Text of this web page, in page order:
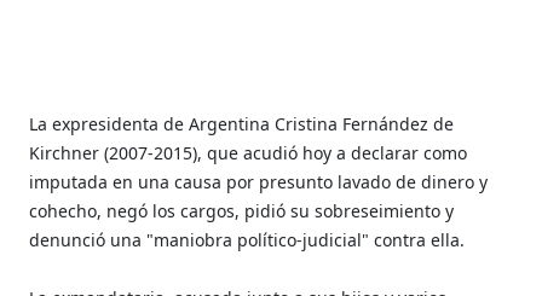
La expresidenta de Argentina Cristina Fernández de
Kirchner (2007-2015), que acudió hoy a declarar como
imputada en una causa por presunto lavado de dinero y
cohecho, negó los cargos, pidió su sobreseimiento y
denunció una "maniobra político-judicial" contra ella.